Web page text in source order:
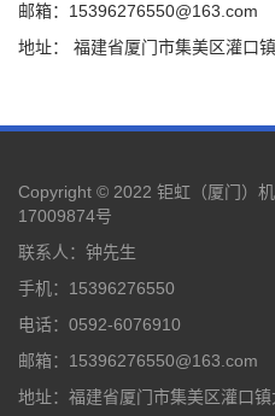
邮箱：15396276550@163.com
地址： 福建省厦门市集美区灌口
Copyright © 2022 钜虹（厦门）
17009874号
联系人：钟先生
手机：15396276550
电话：0592-6076910
邮箱：15396276550@163.com
地址：福建省厦门市集美区灌口